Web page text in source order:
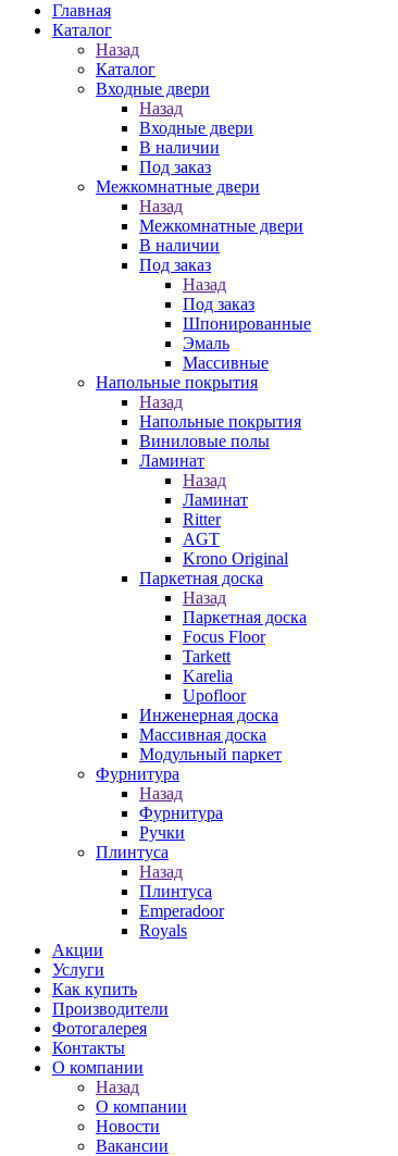
Главная
Каталог
Назад
Каталог
Входные двери
Назад
Входные двери
В наличии
Под заказ
Межкомнатные двери
Назад
Межкомнатные двери
В наличии
Под заказ
Назад
Под заказ
Шпонированные
Эмаль
Массивные
Напольные покрытия
Назад
Напольные покрытия
Виниловые полы
Ламинат
Назад
Ламинат
Ritter
AGT
Krono Original
Паркетная доска
Назад
Паркетная доска
Focus Floor
Tarkett
Karelia
Upofloor
Инженерная доска
Массивная доска
Модульный паркет
Фурнитура
Назад
Фурнитура
Ручки
Плинтуса
Назад
Плинтуса
Emperadoor
Royals
Акции
Услуги
Как купить
Производители
Фотогалерея
Контакты
О компании
Назад
О компании
Новости
Вакансии